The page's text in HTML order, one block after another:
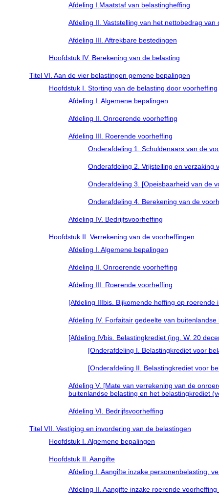
Afdeling I.Maatstaf van belastingheffing
Afdeling II. Vaststelling van het nettobedrag
Afdeling III. Aftrekbare bestedingen
Hoofdstuk IV. Berekening van de belasting
Titel VI. Aan de vier belastingen gemene bepalingen
Hoofdstuk I. Storting van de belasting door voorheffing
Afdeling I. Algemene bepalingen
Afdeling II. Onroerende voorheffing
Afdeling III. Roerende voorheffing
Onderafdeling 1. Schuldenaars van de
Onderafdeling 2. Vrijstelling en verzaking
Onderafdeling 3. [Opeisbaarheid van de
Onderafdeling 4. Berekening van de
Afdeling IV. Bedrijfsvoorheffing
Hoofdstuk II. Verrekening van de voorheffingen
Afdeling I. Algemene bepalingen
Afdeling II. Onroerende voorheffing
Afdeling III. Roerende voorheffing
[Afdeling IIIbis. Bijkomende heffing op
Afdeling IV. Forfaitair gedeelte van buitenlandse
[Afdeling IVbis. Belastingkrediet (ing. W. 20
[Onderafdeling I. Belastingkrediet voor
[Onderafdeling II. Belastingkrediet voor
Afdeling V. [Mate van verrekening van de
buitenlandse belasting en het belastingkrediet
Afdeling VI. Bedrijfsvoorheffing
Titel VII. Vestiging en invordering van de belastingen
Hoofdstuk I. Algemene bepalingen
Hoofdstuk II. Aangifte
Afdeling I. Aangifte inzake personenbelasting,
Afdeling II. Aangifte inzake roerende